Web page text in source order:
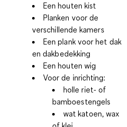
Een houten kist
Planken voor de
verschillende kamers
Een plank voor het dak
en dakbedekking
Een houten wig
Voor de inrichting:
holle riet- of
bamboestengels
wat katoen, wax